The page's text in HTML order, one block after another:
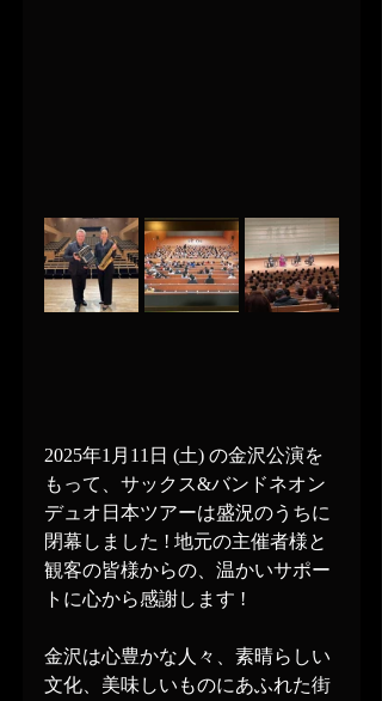
2025年1月11日 (土) の金沢公演を
もって、サックス&バンドネオン
デュオ日本ツアーは盛況のうちに
閉幕しました ! 地元の主催者様と
観客の皆様からの、温かいサポー
トに心から感謝します !
金沢は心豊かな人々、素晴らしい
文化、美味しいものにあふれた街